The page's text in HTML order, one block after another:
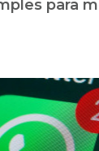
para